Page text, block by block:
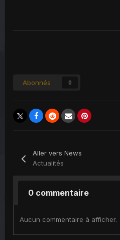
Abonnés 0
Aller vers News
Actualités
0 commentaire
Aucun commentaire à afficher.